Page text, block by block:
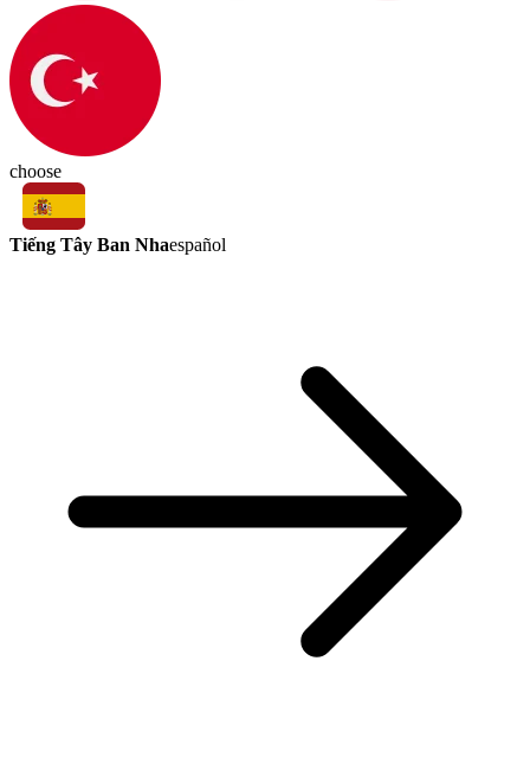
choose
Tiếng Tây Ban Nhaespañol